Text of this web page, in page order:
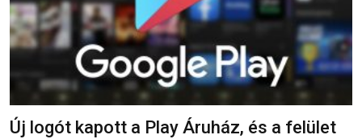
Új logót kapott a Play Áruház, és a felület